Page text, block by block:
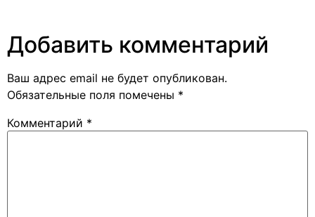
Добавить комментарий
Ваш адрес email не будет опубликован.
Обязательные поля помечены *
Комментарий *